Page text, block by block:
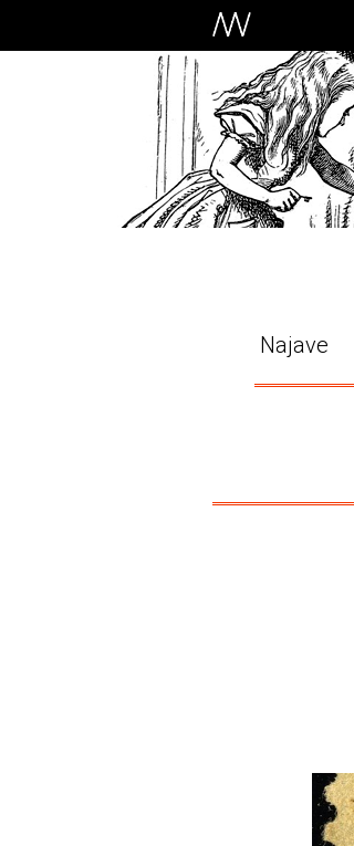
Najave